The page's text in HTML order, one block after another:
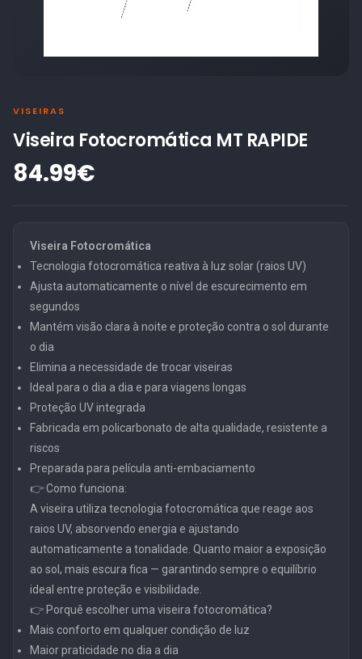
VISEIRAS
Viseira Fotocromática MT RAPIDE
84.99€
Viseira Fotocromática
Tecnologia fotocromática reativa à luz solar (raios UV)
Ajusta automaticamente o nível de escurecimento em
segundos
Mantém visão clara à noite e proteção contra o sol durante
o dia
Elimina a necessidade de trocar viseiras
Ideal para o dia a dia e para viagens longas
Proteção UV integrada
Fabricada em policarbonato de alta qualidade, resistente a
riscos
Preparada para película anti-embaciamento
👉 Como funciona:
A viseira utiliza tecnologia fotocromática que reage aos
raios UV, absorvendo energia e ajustando
automaticamente a tonalidade. Quanto maior a exposição
ao sol, mais escura fica — garantindo sempre o equilíbrio
ideal entre proteção e visibilidade.
👉 Porquê escolher uma viseira fotocromática?
Mais conforto em qualquer condição de luz
Maior praticidade no dia a dia